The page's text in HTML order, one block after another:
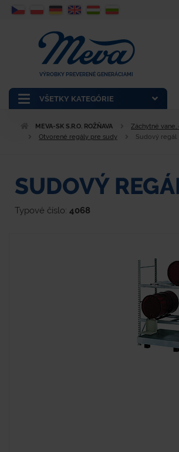
VŠETKY KATEGÓRIE
VÝROBKY PREVERENÉ GENERÁCIAMI
MEVA-SK S.R.O. ROŽŇAVA Záchytné
Otvorené regály pre sudy
Sudový regál
SUDOVÝ
Typové číslo: 4068